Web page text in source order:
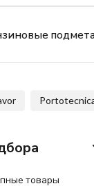
товары